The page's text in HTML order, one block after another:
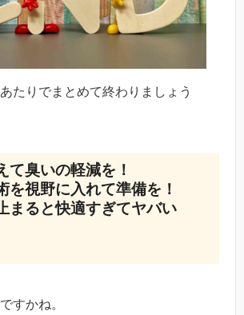
たりでまとめて終わりましょう
て臭いの軽減を！
を視野に入れて準備を！
まると快適すぎてヤバい
すかね。